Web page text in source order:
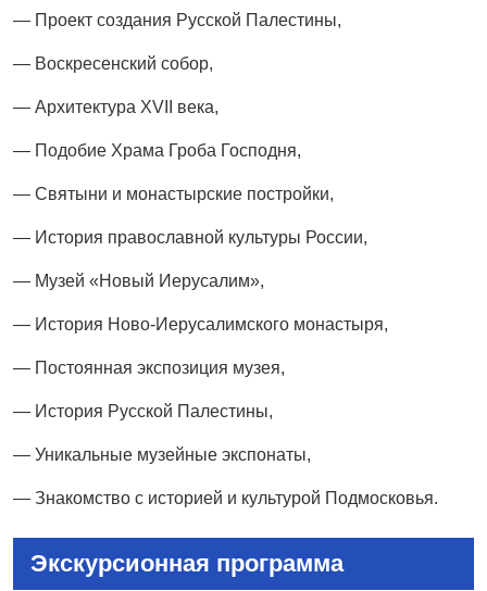
— Проект создания Русской Палестины,
— Воскресенский собор,
— Архитектура XVII века,
— Подобие Храма Гроба Господня,
— Святыни и монастырские постройки,
— История православной культуры России,
— Музей «Новый Иерусалим»,
— История Ново-Иерусалимского монастыря,
— Постоянная экспозиция музея,
— История Русской Палестины,
— Уникальные музейные экспонаты,
— Знакомство с историей и культурой Подмосковья.
Экскурсионная программа